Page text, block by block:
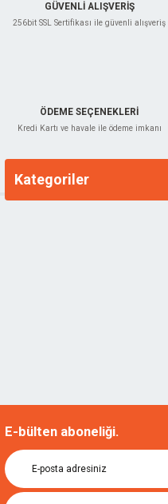
GÜVENLİ ALIŞVERİŞ
256bit SSL Sertifikası ile güvenli alışveriş
ÖDEME SEÇENEKLERİ
Kredi Kartı ve havale ile ödeme imkanı
Kategoriler
Markalar
E-bülten aboneliği.